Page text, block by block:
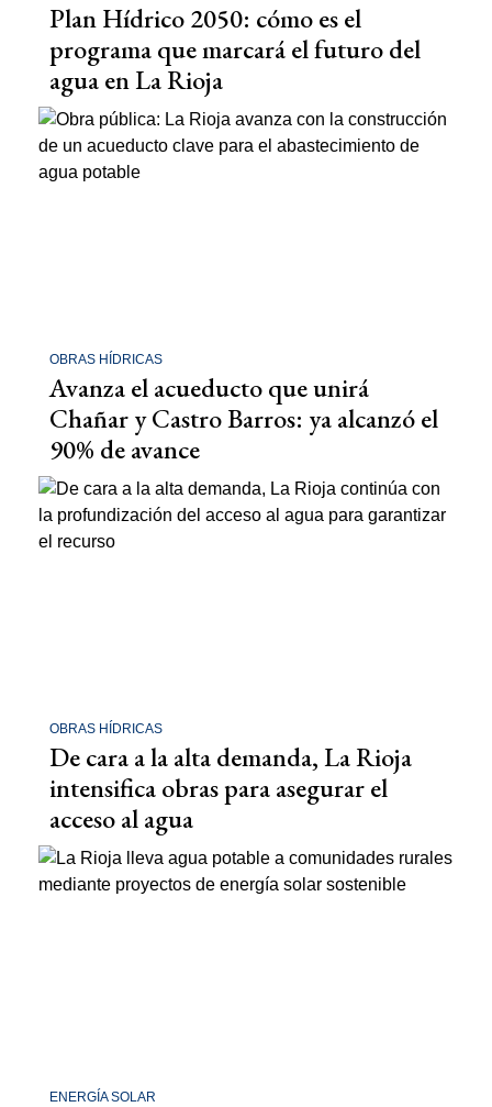
Plan Hídrico 2050: cómo es el
programa que marcará el futuro del
agua en La Rioja
OBRAS HÍDRICAS
Avanza el acueducto que unirá
Chañar y Castro Barros: ya alcanzó el
90% de avance
OBRAS HÍDRICAS
De cara a la alta demanda, La Rioja
intensifica obras para asegurar el
acceso al agua
ENERGÍA SOLAR